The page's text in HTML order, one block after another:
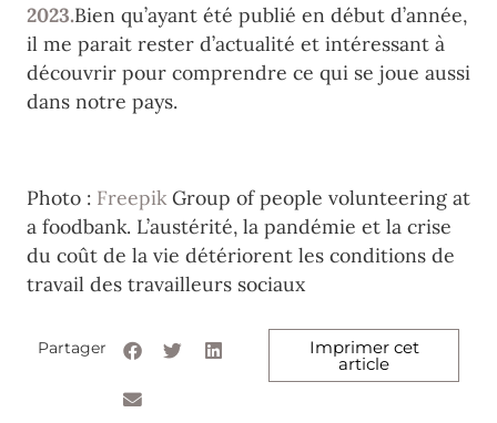
2023.Bien qu’ayant été publié en début d’année,
il me parait rester d’actualité et intéressant à
découvrir pour comprendre ce qui se joue aussi
dans notre pays.
Photo : FreepikGroup of people volunteering at
a foodbank. L’austérité, la pandémie et la crise
du coût de la vie détériorent les conditions de
travail des travailleurs sociaux
Partager Imprimer cet
article